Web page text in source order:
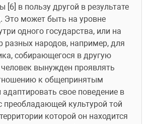
[6] в пользу другой в результате
Это может быть на уровне
одного государства, или на
разных народов, например, для
собирающегося в другую
человек вынужден проявлять
к общепринятым
свое поведение в
преобладающей культурой той
которой он находится